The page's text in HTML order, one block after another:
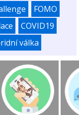
FOMO
COVID19
válka